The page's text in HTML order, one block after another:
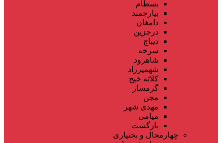
بسطام
بیارجمند
دامغان
درجزین
دیباج
سرخه
شاهرود
شهمیرزاد
کلاته خیج
گرمسار
مجن
مهدی شهر
میامی
بازگشت
چهارمحال و بختیاری